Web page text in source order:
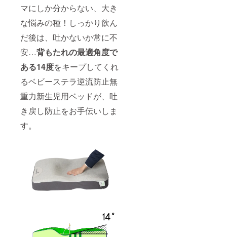
マにしか分からない、大き
な悩みの種！しっかり飲ん
だ後は、吐かないか常に不
安…背もたれの最適角度で
ある14度をキープしてくれ
るベビーステラ逆流防止無
重力新生児用ベッドが、吐
き戻し防止をお手伝いしま
す。